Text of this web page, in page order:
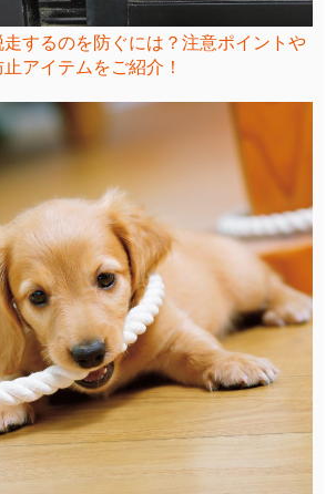
するのを防ぐには？注意ポイントや
アイテムをご紹介！